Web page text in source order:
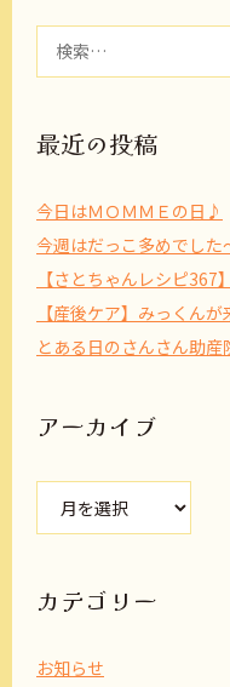
最近の投稿
今日はＭＯＭＭＥの日♪
今週はだっこ多めでした
【さとちゃんレシピ
【産後ケア】みっくん
とある日のさんさん助産
アーカイブ
カ
ブ
カテゴリー
お知らせ